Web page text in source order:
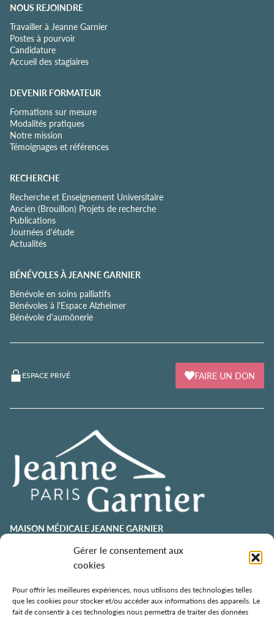
Gérer le consentement aux
cookies
Pour offrir les meilleures expériences, nous utilisons des technologies telles
que les cookies pour stocker et/ou accéder aux informations des appareils. Le
fait de consentir à ces technologies nous permettra de traiter des données
NOUS REJOINDRE
Travailler à Jeanne Garnier
Postes à pourvoir
Candidature
Accueil des stagiaires
DEVENIR FORMATEUR
Formations sur mesure
Modalités pratiques
Notre mission
Témoignages et références
RECHERCHE
Recherche et Enseignement Universitaire
Ancien (Brouillon) Projets de recherche
Publications
Journées d'étude
Actualités
BÉNÉVOLES À JEANNE GARNIER
Bénévole en soins palliatifs
Bénévoles à l'Espace Alzheimer
Bénévole d'aumônerie
ESPACE PRIVÉ FAIRE UN DON
MAISON MÉDICALE JEANNE GARNIER
contact@jeannegarnier-paris.org
01 43 92 21 00
106 avenue Émile Zola
75015 Paris
ESPACE AURÉLIE JOUSSET